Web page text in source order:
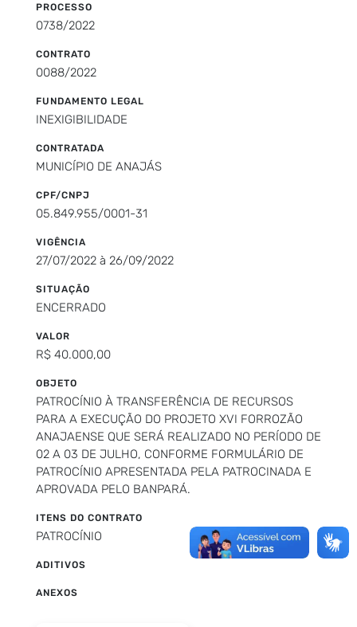
PROCESSO
0738/2022
CONTRATO
0088/2022
FUNDAMENTO LEGAL
INEXIGIBILIDADE
CONTRATADA
MUNICÍPIO DE ANAJÁS
CPF/CNPJ
05.849.955/0001-31
VIGÊNCIA
27/07/2022 à 26/09/2022
SITUAÇÃO
ENCERRADO
VALOR
R$ 40.000,00
OBJETO
PATROCÍNIO À TRANSFERÊNCIA DE RECURSOS
PARA A EXECUÇÃO DO PROJETO XVI FORROZÃO
ANAJAENSE QUE SERÁ REALIZADO NO PERÍODO DE
02 A 03 DE JULHO, CONFORME FORMULÁRIO DE
PATROCÍNIO APRESENTADA PELA PATROCINADA E
APROVADA PELO BANPARÁ.
ITENS DO CONTRATO
PATROCÍNIO
ADITIVOS
ANEXOS